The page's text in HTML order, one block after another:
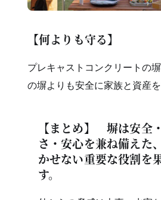
【何よりも守る】
プレキャストコンクリートの
の塀よりも安全に家族と資産を
【まとめ】 塀は安全
さ・安心を兼ね備えた
かせない重要な役割を
す。